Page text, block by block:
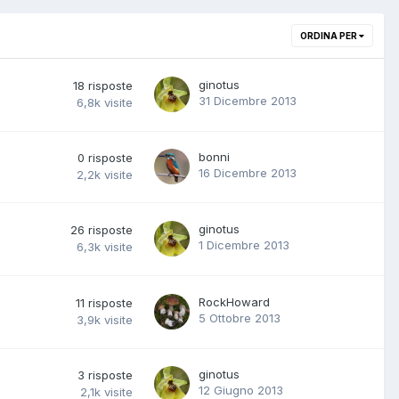
ORDINA PER
18 risposte
6,8k visite
ginotus
31 Dicembre 2013
0 risposte
2,2k visite
bonni
16 Dicembre 2013
26 risposte
6,3k visite
ginotus
1 Dicembre 2013
11 risposte
3,9k visite
RockHoward
5 Ottobre 2013
3 risposte
2,1k visite
ginotus
12 Giugno 2013